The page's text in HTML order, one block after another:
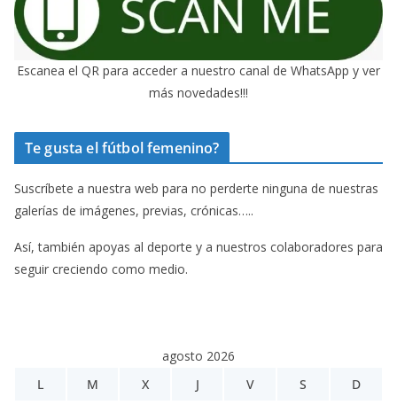
Escanea el QR para acceder a nuestro canal de WhatsApp y ver
más novedades!!!
Te gusta el fútbol femenino?
Suscríbete a nuestra web para no perderte ninguna de nuestras
galerías de imágenes, previas, crónicas…..
Así, también apoyas al deporte y a nuestros colaboradores para
seguir creciendo como medio.
agosto 2026
L
M X J V S D